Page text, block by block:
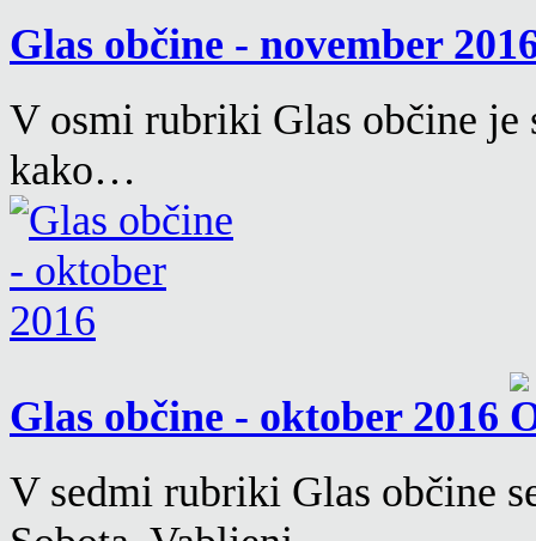
Glas občine - november
V osmi rubriki Glas občine je
kako…
Glas občine - oktober 2016
V sedmi rubriki Glas občine